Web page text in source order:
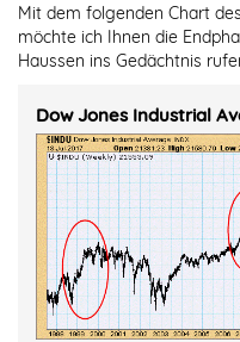
Mit dem folgenden Chart
möchte ich Ihnen die
Haussen ins Gedächtnis
Dow Jones Industrial